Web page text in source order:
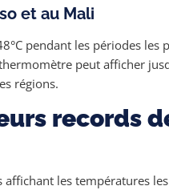
et au Mali
pendant les périodes les
peut afficher
régions.
records
affichant les températures